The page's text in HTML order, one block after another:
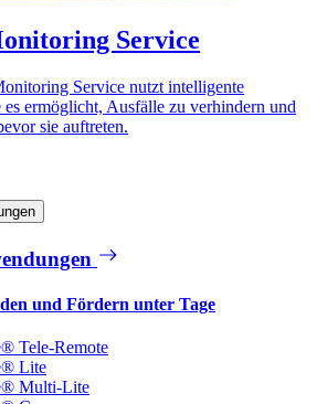
Service
Service nutzt intelligente
ermöglicht, Ausfälle zu verhindern und
sie auftreten.
und Fördern unter Tage
Tele-Remote
Lite
Multi-Lite